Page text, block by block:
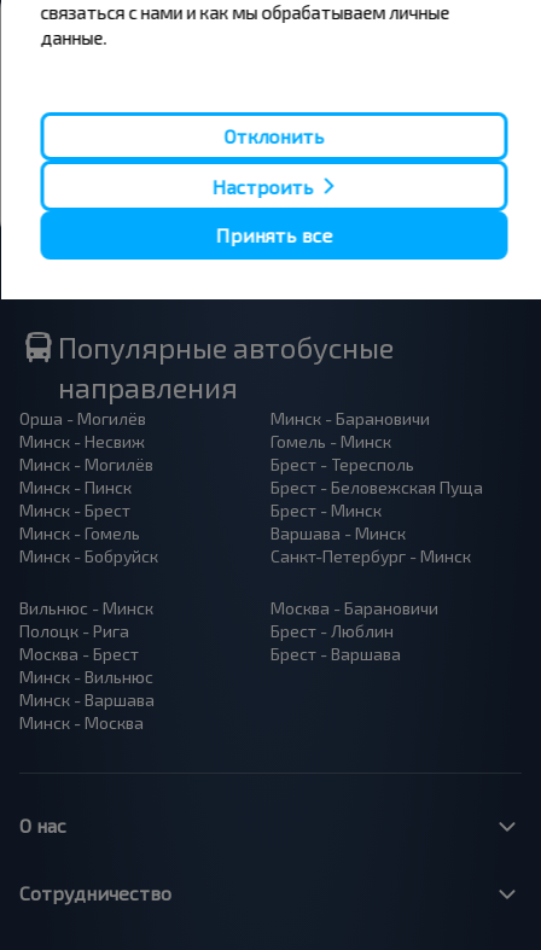
Хотите путешествовать дешевле?
Не пропусти специальные акции, скидки и другие интересные
Подписаться
Популярные автобусные
направления
Орша - Могилёв
Минск - Несвиж
Минск - Могилёв
Минск - Пинск
Минск - Брест
Минск - Гомель
Минск - Бобруйск
Минск - Барановичи
Гомель - Минск
Брест - Тересполь
Брест - Беловежская Пуща
Брест - Минск
Варшава - Минск
Санкт-Петербург - Минск
Вильнюс - Минск
Полоцк - Рига
Москва - Брест
Минск - Вильнюс
Минск - Варшава
Минск - Москва
Москва - Барановичи
Брест - Люблин
Брест - Варшава
О нас
Сотрудничество
связаться с нами и как мы обрабатываем личные
данные.
Отклонить
Настроить
Принять все